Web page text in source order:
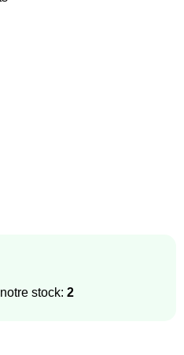
stock: 2